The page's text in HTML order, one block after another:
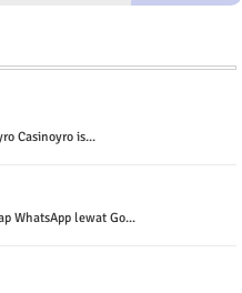
Casinoyro is...
WhatsApp lewat Go...